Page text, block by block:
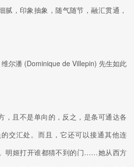
腻，印象抽象，随气随节，融汇贯通，
维尔潘 (Dominique de Villepin) 先生如此
，且不是单向的，反之，是条可通达各
交汇处。而且，它还可以接通其他连
明姬打开谁都猜不到的门……她从西方